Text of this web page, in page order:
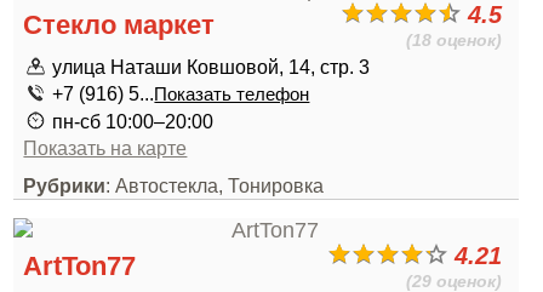
4.5
(18 оценок)
Стекло маркет
улица Наташи Ковшовой, 14, стр. 3
+7 (916) 5...Показать телефон
пн-сб 10:00–20:00
Показать на карте
Рубрики: Автостекла, Тонировка
4.21
(29 оценок)
ArtTon77